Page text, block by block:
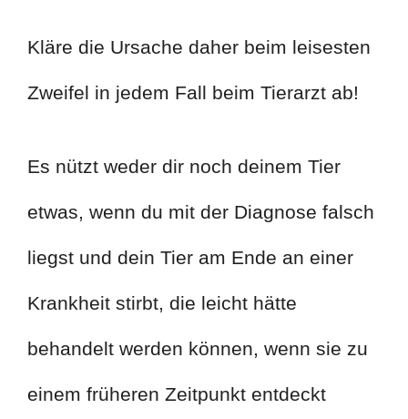
Kläre die Ursache daher beim leisesten
Zweifel in jedem Fall beim Tierarzt ab!
Es nützt weder dir noch deinem Tier
etwas, wenn du mit der Diagnose falsch
liegst und dein Tier am Ende an einer
Krankheit stirbt, die leicht hätte
behandelt werden können, wenn sie zu
einem früheren Zeitpunkt entdeckt